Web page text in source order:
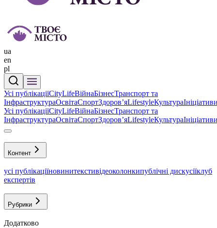
ua
en
pl
Усі публікаціїCityLifeВійнаБізнесТранспорт та
ІнфраструктураОсвітаСпортЗдоровʼяLifestyleКультура
Усі публікаціїCityLifeВійнаБізнесТранспорт та
ІнфраструктураОсвітаСпортЗдоровʼяLifestyleКультура
Контент
усі публікаціїновинитекстивідеоколонкипублічні дискусіїклуб
експертів
Рубрики
Додатково